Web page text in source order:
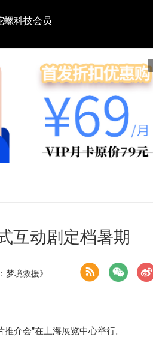
螺科技会员
互动剧定档暑期
梦境救援》
介会”在上海展览中心举行。